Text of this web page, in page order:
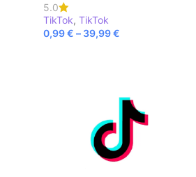
5.0
TikTok, TikTok
0,99€ – 39,99€